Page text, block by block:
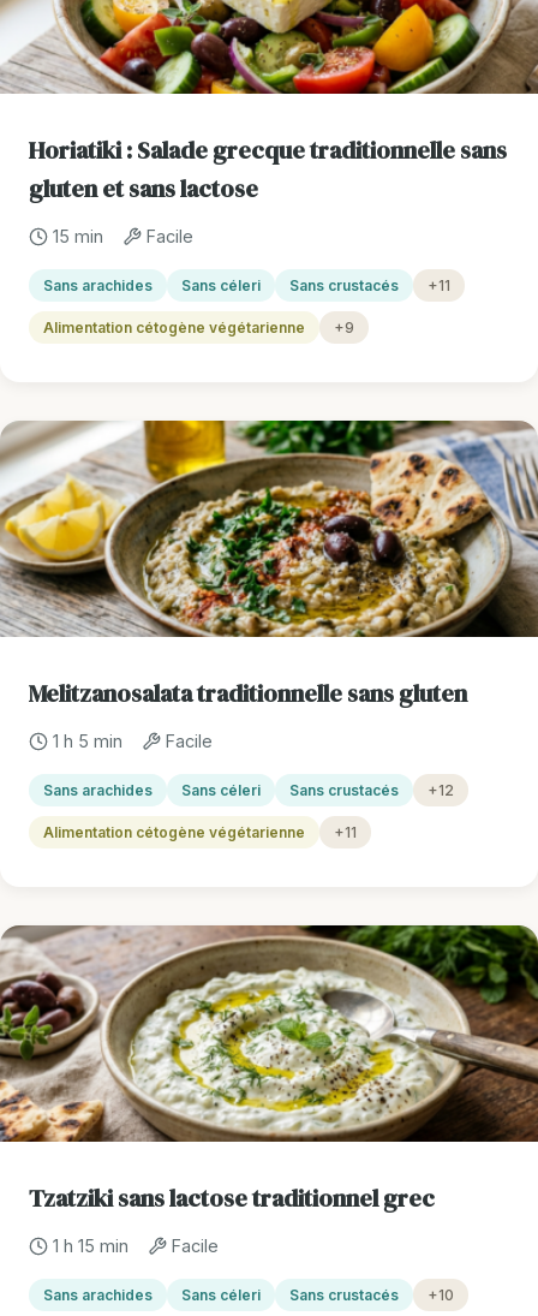
Horiatiki : Salade grecque traditionnelle sans
gluten et sans lactose
15 min Facile
Sans arachides Sans céleri Sans crustacés +11
Alimentation cétogène végétarienne +9
Melitzanosalata traditionnelle sans gluten
1 h 5 min Facile
Sans arachides Sans céleri Sans crustacés +12
Alimentation cétogène végétarienne +11
Tzatziki sans lactose traditionnel grec
1 h 15 min Facile
Sans arachides Sans céleri Sans crustacés +10